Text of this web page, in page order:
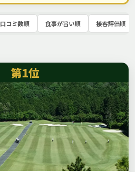
口コミ数順 食事が旨い順 接客評価順
第1位